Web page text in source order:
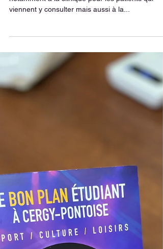
L’esprit de noël s’invite
sur le campus Holistéa
Holistéa apporte un peu de magie sur le
notamment à la clinique pour les patients qui